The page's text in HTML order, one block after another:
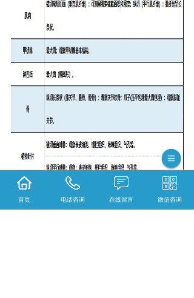
首页 电话咨询 在线留言 微信咨询